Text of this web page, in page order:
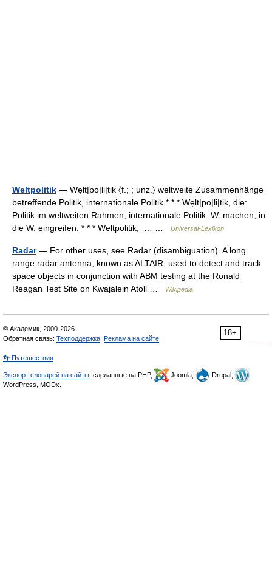
Weltpolitik — Wẹlt|po|li|tik 〈f.; ; unz.〉 weltweite Zusammenhänge
betreffende Politik, internationale Politik * * * Wẹlt|po|li|tik, die:
Politik im weltweiten Rahmen; internationale Politik: W. machen; in
die W. eingreifen. * * * Weltpolitik, … …
Universal-Lexikon
Radar— For other uses, see Radar (disambiguation). A long
range radar antenna, known as ALTAIR, used to detect and track
space objects in conjunction with ABM testing at the Ronald
Reagan Test Site on Kwajalein Atoll …
Wikipedia
18+
© Академик, 2000-2026
Обратная связь: Техподдержка Реклама на сайте
👣 Путешествия
Экспорт словарей на сайты , сделанные на PHP, Joomla,
Drupal,
WordPress, MODx.